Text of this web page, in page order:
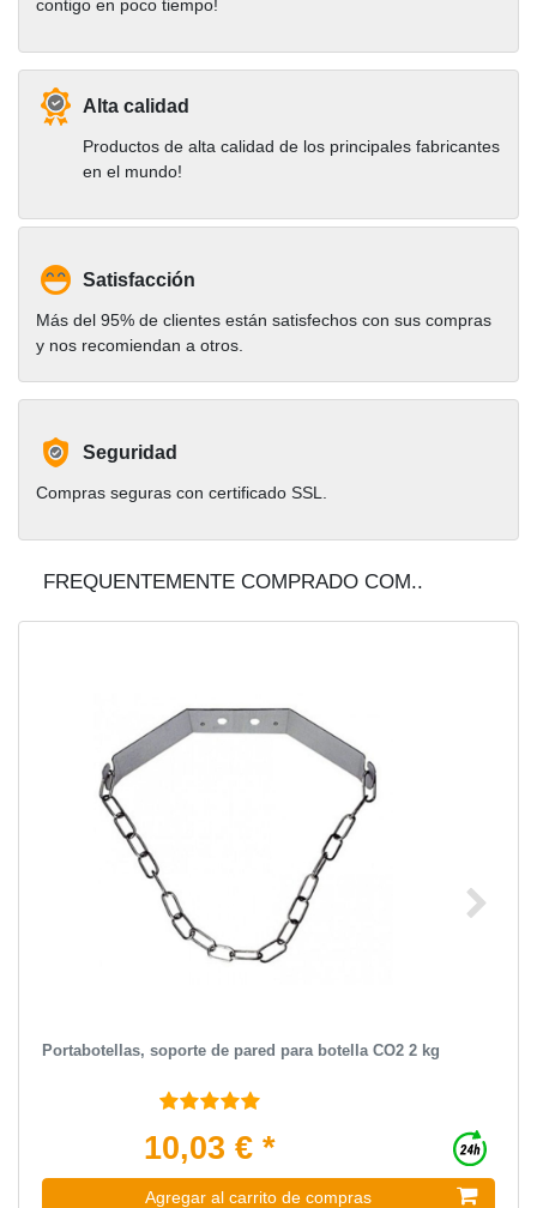
contigo en poco tiempo!
Alta calidad
Productos de alta calidad de los principales fabricantes
en el mundo!
Satisfacción
Más del 95% de clientes están satisfechos con sus compras
y nos recomiendan a otros.
Seguridad
Compras seguras con certificado SSL.
FREQUENTEMENTE COMPRADO COM..
Portabotellas, soporte de pared para botella CO2 2 kg
10,03 € *
Agregar al carrito de compras